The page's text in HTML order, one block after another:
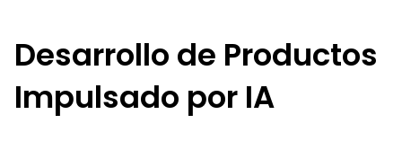
Desarrollo de Productos
Impulsado por IA